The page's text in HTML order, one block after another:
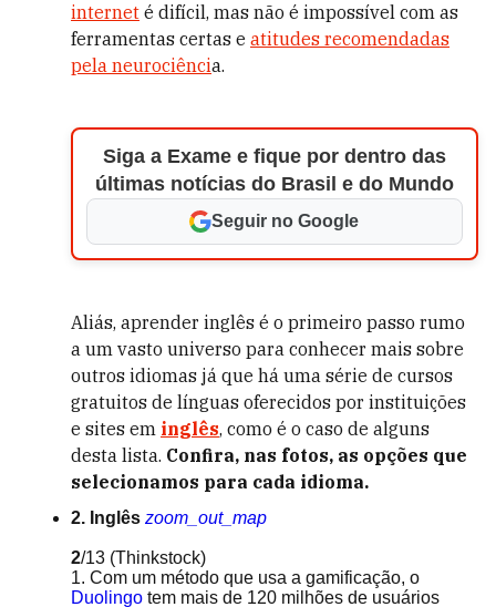
internet é difícil, mas não é impossível com as
ferramentas certas e atitudes recomendadas
pela neurociência.
Siga a Exame e fique por dentro das
últimas notícias do Brasil e do Mundo
Seguir no Google
Aliás, aprender inglês é o primeiro passo rumo
a um vasto universo para conhecer mais sobre
outros idiomas já que há uma série de cursos
gratuitos de línguas oferecidos por instituições
e sites em inglês, como é o caso de alguns
desta lista. Confira, nas fotos, as opções que
selecionamos para cada idioma.
2. Inglês zoom_out_map
2/13 (Thinkstock)
1. Com um método que usa a gamificação, o
Duolingo tem mais de 120 milhões de usuários